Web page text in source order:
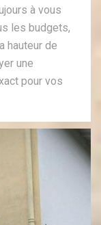
à vous
les budgets,
hauteur de
une
pour vos